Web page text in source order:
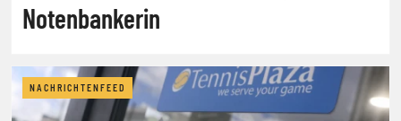
Notenbankerin
NACHRICHTENFEED